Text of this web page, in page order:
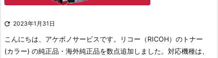
 2023年1月31日
こんにちは、アケボノサービスです。
リコー（RICOH）のトナー
(カラー) の純正品・海外純正品を数点追加しました。 対応機種は、